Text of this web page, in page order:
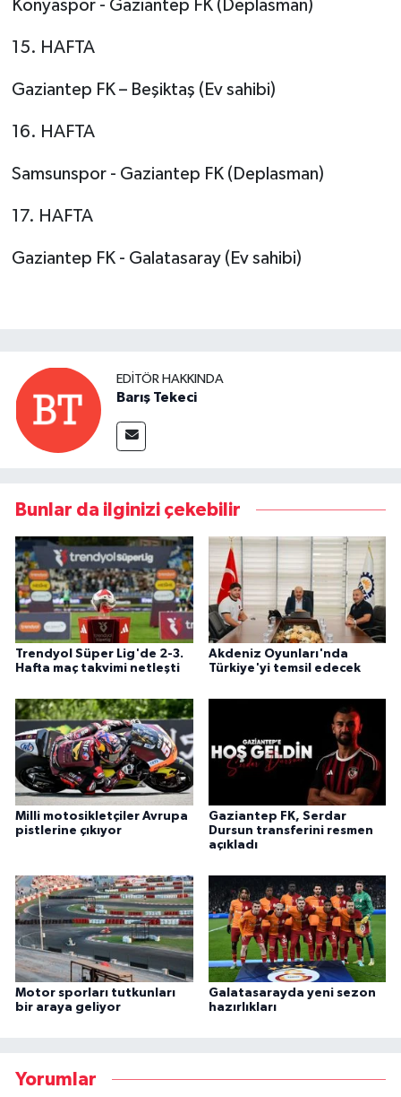
Konyaspor - Gaziantep FK (Deplasman)
15. HAFTA
Gaziantep FK – Beşiktaş (Ev sahibi)
16. HAFTA
Samsunspor - Gaziantep FK (Deplasman)
17. HAFTA
Gaziantep FK - Galatasaray (Ev sahibi)
EDITÖR HAKKINDA
Barış Tekeci
Bunlar da ilginizi çekebilir
Trendyol Süper Lig'de 2-3.
Hafta maç takvimi netleşti
Akdeniz Oyunları'nda
Türkiye'yi temsil edecek
Milli motosikletçiler Avrupa
pistlerine çıkıyor
Gaziantep FK, Serdar
Dursun transferini resmen
açıkladı
Motor sporları tutkunları
bir araya geliyor
Galatasarayda yeni sezon
hazırlıkları
Yorumlar